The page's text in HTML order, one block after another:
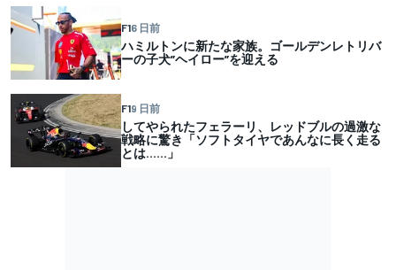
F16 日前
ハミルトンに新たな家族。ゴールデンレトリバ
ーの子犬”ヘイロー”を迎える
F19 日前
してやられたフェラーリ、レッドブルの過激な
戦略に驚き「ソフトタイヤであんなに長く走る
とは……」